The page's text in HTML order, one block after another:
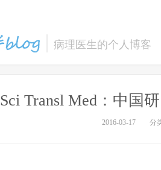
病理医生的个人博客
Sci Transl Med：中国
2016-03-17 分